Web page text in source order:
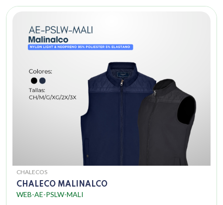
CHALECOS
CHALECO MALINALCO
WEB-AE-PSLW-MALI